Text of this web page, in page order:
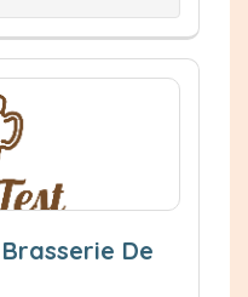
De